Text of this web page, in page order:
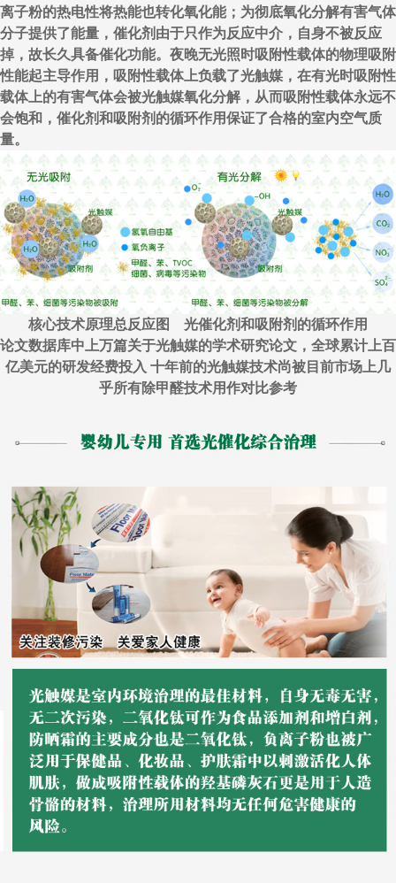
离子粉的热电性将热能也转化氧化能；为彻底氧化分解有害气体
分子提供了能量，催化剂由于只作为反应中介，自身不被反应
掉，故长久具备催化功能。夜晚无光照时吸附性载体的物理吸附
性能起主导作用，吸附性载体上负载了光触媒，在有光时吸附性
载体上的有害气体会被光触媒氧化分解，从而吸附性载体永远不
会饱和，催化剂和吸附剂的循环作用保证了合格的室内空气质
量。
核心技术原理总反应图 光催化剂和吸附剂的循环作用
论文数据库中上万篇关于光触媒的学术研究论文，全球累计上百
亿美元的研发经费投入 十年前的光触媒技术尚被目前市场上几
乎所有除甲醛技术用作对比参考